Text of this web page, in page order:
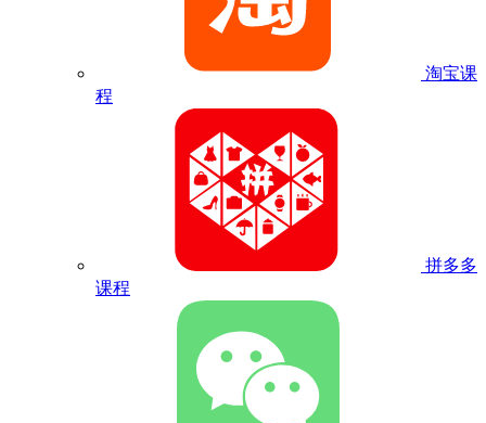
淘宝课
程
拼多多
课程